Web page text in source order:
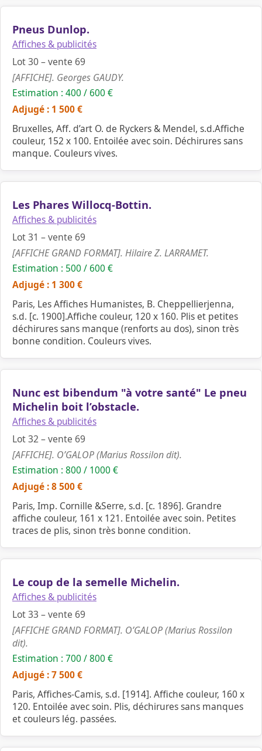
Pneus Dunlop.
Affiches & publicités
Lot 30 – vente 69
[AFFICHE]. Georges GAUDY.
Estimation : 400 / 600 €
Adjugé : 1 500 €
Bruxelles, Aff. d’art O. de Ryckers & Mendel, s.d.Affiche
couleur, 152 x 100. Entoilée avec soin. Déchirures sans
manque. Couleurs vives.
Les Phares Willocq-Bottin.
Affiches & publicités
Lot 31 – vente 69
[AFFICHE GRAND FORMAT]. Hilaire Z. LARRAMET.
Estimation : 500 / 600 €
Adjugé : 1 300 €
Paris, Les Affiches Humanistes, B. Cheppellierjenna,
s.d. [c. 1900].Affiche couleur, 120 x 160. Plis et petites
déchirures sans manque (renforts au dos), sinon très
bonne condition. Couleurs vives.
Nunc est bibendum "à votre santé" Le pneu
Michelin boit l’obstacle.
Affiches & publicités
Lot 32 – vente 69
[AFFICHE]. O’GALOP (Marius Rossilon dit).
Estimation : 800 / 1000 €
Adjugé : 8 500 €
Paris, Imp. Cornille &Serre, s.d. [c. 1896]. Grandre
affiche couleur, 161 x 121. Entoilée avec soin. Petites
traces de plis, sinon très bonne condition.
Le coup de la semelle Michelin.
Affiches & publicités
Lot 33 – vente 69
[AFFICHE GRAND FORMAT]. O’GALOP (Marius Rossilon
dit).
Estimation : 700 / 800 €
Adjugé : 7 500 €
Paris, Affiches-Camis, s.d. [1914]. Affiche couleur, 160 x
120. Entoilée avec soin. Plis, déchirures sans manques
et couleurs lég. passées.